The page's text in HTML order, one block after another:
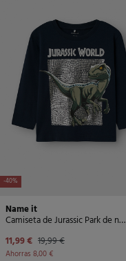
-40%
Name it
Camiseta de Jurassic Park de niño
11,99 € 19,99 €
Ahorras 8,00 €